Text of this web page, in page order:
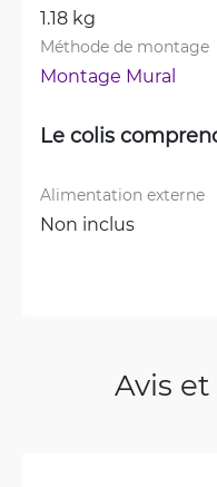
1.18 kg
Méthode de montage
Montage Mural
Le colis
Alimentation externe
Non inclus
Avis